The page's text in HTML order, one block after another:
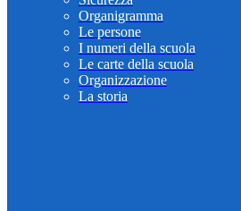
Organigramma
Le persone
I numeri della scuola
Le carte della scuola
Organizzazione
La storia